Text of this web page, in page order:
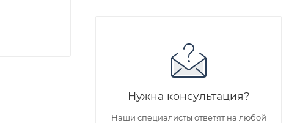
Нужна консультация?
Наши специалисты ответят на любой